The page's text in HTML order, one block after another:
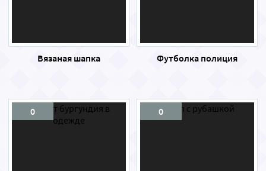
Вязаная шапка Футболка полиция
0 0